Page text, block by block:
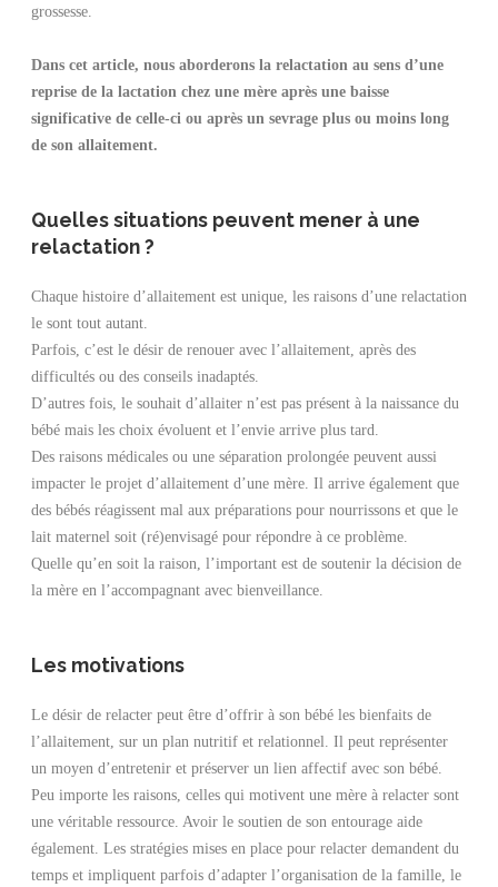
grossesse.
Dans cet article, nous aborderons la relactation au sens d’une
reprise de la lactation chez une mère après une baisse
significative de celle-ci ou après un sevrage plus ou moins long
de son allaitement.
Quelles situations peuvent mener à une
relactation ?
Chaque histoire d’allaitement est unique, les raisons d’une relactation
le sont tout autant.
Parfois, c’est le désir de renouer avec l’allaitement, après des
difficultés ou des conseils inadaptés.
D’autres fois, le souhait d’allaiter n’est pas présent à la naissance du
bébé mais les choix évoluent et l’envie arrive plus tard.
Des raisons médicales ou une séparation prolongée peuvent aussi
impacter le projet d’allaitement d’une mère. Il arrive également que
des bébés réagissent mal aux préparations pour nourrissons et que le
lait maternel soit (ré)envisagé pour répondre à ce problème.
Quelle qu’en soit la raison, l’important est de soutenir la décision de
la mère en l’accompagnant avec bienveillance.
Les motivations
Le désir de relacter peut être d’offrir à son bébé les bienfaits de
l’allaitement, sur un plan nutritif et relationnel. Il peut représenter
un moyen d’entretenir et préserver un lien affectif avec son bébé.
Peu importe les raisons, celles qui motivent une mère à relacter sont
une véritable ressource. Avoir le soutien de son entourage aide
également. Les stratégies mises en place pour relacter demandent du
temps et impliquent parfois d’adapter l’organisation de la famille, le